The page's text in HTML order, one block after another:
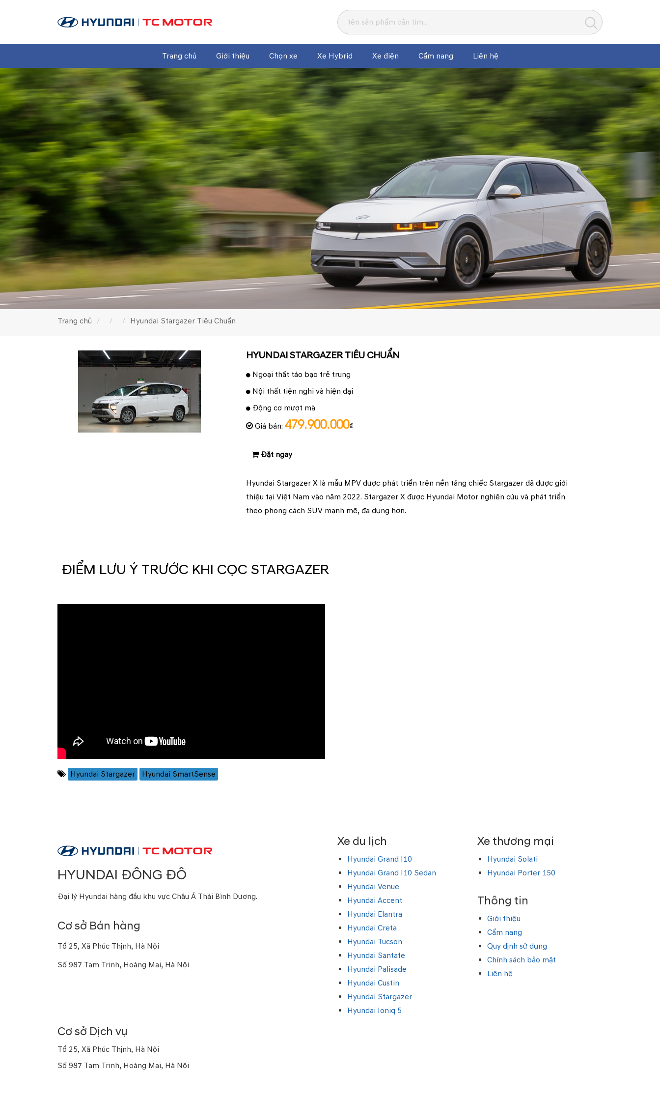
Trang chủ Giới thiệu Chọn xe Xe Hybrid Xe điện Cẩm nang Liên hệ
Trang chủ Hyundai Stargazer Tiêu Chuẩn
HYUNDAI STARGAZER TIÊU CHUẨN
Ngoại thất táo bạo trẻ trung
Nội thất tiện nghi và hiện đại
Động cơ mượt mà
Giá bán: 479.900.000₫
Đặt ngay
Hyundai Stargazer X là mẫu MPV được phát triển trên nền tảng chiếc Stargazer đã được giới
thiệu tại Việt Nam vào năm 2022. Stargazer X được Hyundai Motor nghiên cứu và phát triển
theo phong cách SUV mạnh mẽ, đa dụng hơn.
7 ĐIỂM LƯU Ý TRƯỚC KHI CỌC STARGAZER
Hyundai Stargazer Hyundai SmartSense
HYUNDAI ĐÔNG ĐÔ
Đại lý Hyundai hàng đầu khu vực Châu Á Thái Bình Dương.
Cơ sở Bán hàng
Tổ 25, Xã Phúc Thịnh, Hà Nội
Số 987 Tam Trinh, Hoàng Mai, Hà Nội
Cơ sở Dịch vụ
Tổ 25, Xã Phúc Thịnh, Hà Nội
Số 987 Tam Trinh, Hoàng Mai, Hà Nội
Xe du lịch
Hyundai Grand I10
Hyundai Grand I10 Sedan
Hyundai Venue
Hyundai Accent
Hyundai Elantra
Hyundai Creta
Hyundai Tucson
Hyundai Santafe
Hyundai Palisade
Hyundai Custin
Hyundai Stargazer
Hyundai Ioniq 5
Xe thương mại
Hyundai Solati
Hyundai Porter 150
Thông tin
Giới thiệu
Cẩm nang
Quy định sử dụng
Chính sách bảo mật
Liên hệ